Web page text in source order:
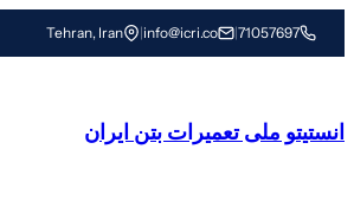
رفتن
به
71057697
|
info@icri.co
|
Tehran, Iran
انستیتو ملی تعمیرات بتن ایران